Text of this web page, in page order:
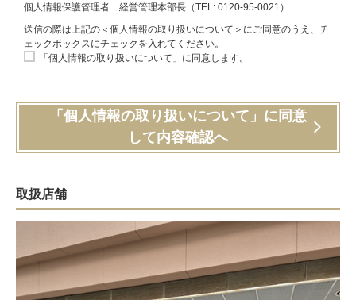
個人情報保護管理者 経営管理本部長（TEL: 0120-95-0021）
送信の際は上記の＜個人情報の取り扱いについて＞にご同意のうえ、チ
ェックボックスにチェックを入れてください。
「個人情報の取り扱いについて」に同意します。
「個人情報の取り扱いについて」に同意
して内容確認へ
取扱店舗